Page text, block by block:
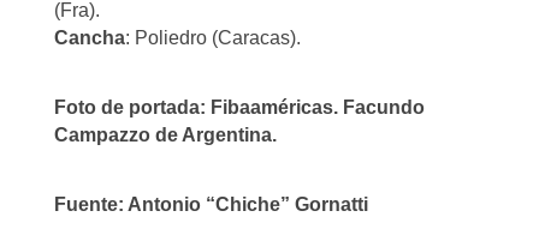
(Fra).
Cancha: Poliedro (Caracas).
Foto de portada: Fibaaméricas. Facundo
Campazzo de Argentina.
Fuente: Antonio “Chiche” Gornatti